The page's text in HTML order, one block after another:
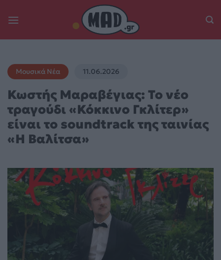
Μουσικά Νέα 11.06.2026
Κωστής Μαραβέγιας: Το νέο
τραγούδι «Κόκκινο Γκλίτερ»
είναι το soundtrack της ταινίας
«Η Βαλίτσα»